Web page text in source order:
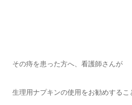
その痔を患った方へ、看護師さんが
生理用ナプキンの使用をお勧めするこ